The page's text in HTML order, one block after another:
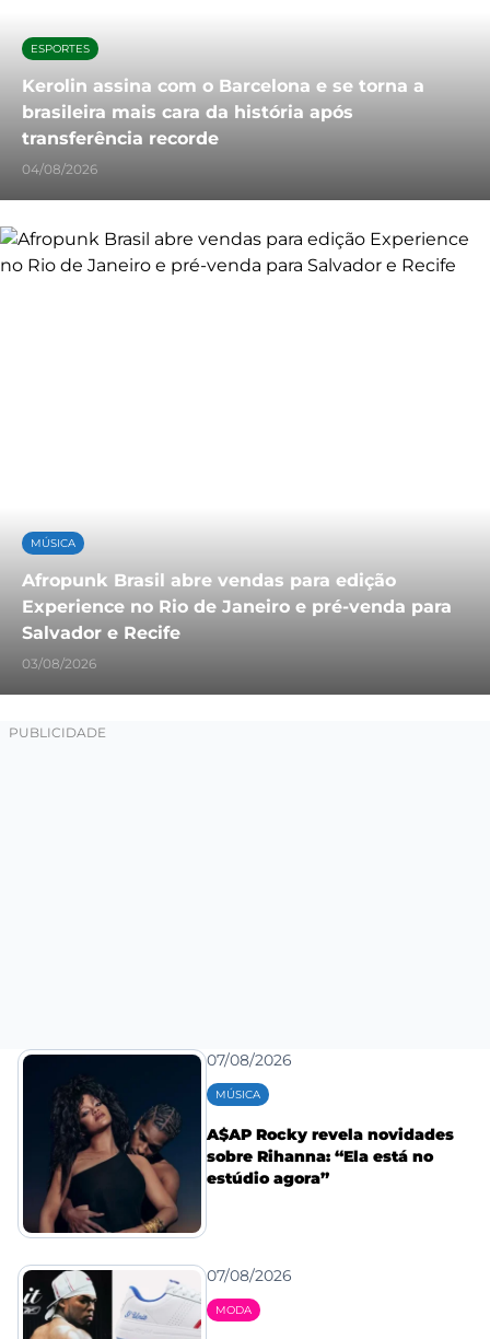
ESPORTES
Kerolin assina com o Barcelona e se torna a
brasileira mais cara da história após
transferência recorde
04/08/2026
MÚSICA
Afropunk Brasil abre vendas para edição
Experience no Rio de Janeiro e pré-venda para
Salvador e Recife
03/08/2026
07/08/2026
MÚSICA
A$AP Rocky revela novidades
sobre Rihanna: “Ela está no
estúdio agora”
07/08/2026
MODA